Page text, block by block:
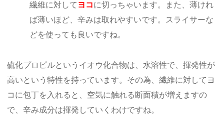
繊維に対して ヨコに切っちゃいます。また、薄けれ
ば薄いほど、辛みは取れやすいです。スライサーな
どを使っても良いですね。
硫化プロピルというイオウ化合物は、水溶性で、揮発性が
高いという特性を持っています。その為、繊維に対してヨ
コに包丁を入れると、空気に触れる断面積が増えますの
で、辛み成分は揮発していくわけですね。